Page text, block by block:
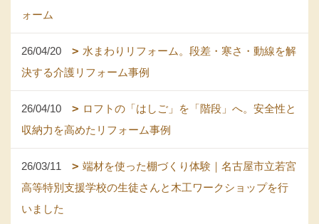
ォーム
26/04/20
水まわりリフォーム。段差・寒さ・動線を解
決する介護リフォーム事例
26/04/10
ロフトの「はしご」を「階段」へ。安全性と
収納力を高めたリフォーム事例
26/03/11
端材を使った棚づくり体験｜名古屋市立若宮
高等特別支援学校の生徒さんと木工ワークショップを行
いました